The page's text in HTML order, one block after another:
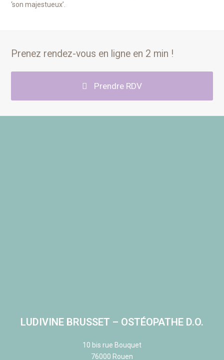
‘son majestueux’.
Prenez rendez-vous en ligne en 2 min !
Prendre RDV
LUDIVINE BRUSSET – OSTÉOPATHE D.O.
10 bis rue Bouquet
76000 Rouen